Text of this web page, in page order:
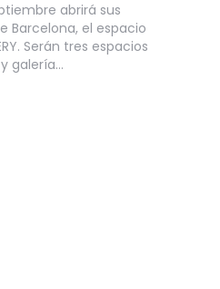
abrirá sus
Barcelona, el espacio
Serán tres espacios
galería…